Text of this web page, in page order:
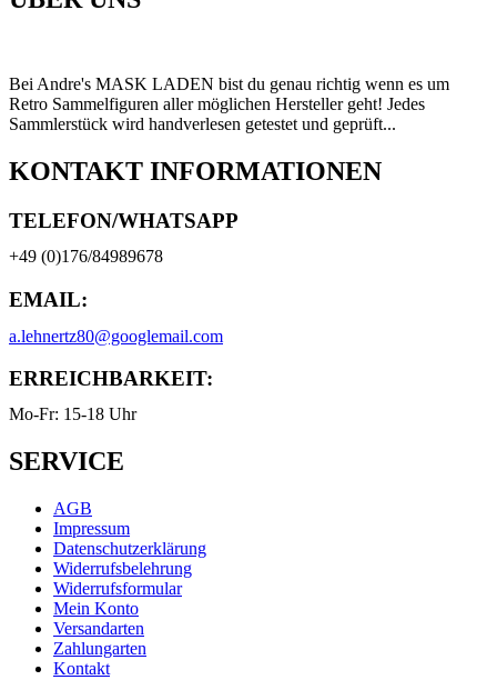
Bei Andre's MASK LADEN bist du genau richtig wenn es um
Retro Sammelfiguren aller möglichen Hersteller geht! Jedes
Sammlerstück wird handverlesen getestet und geprüft...
KONTAKT INFORMATIONEN
TELEFON/WHATSAPP
+49 (0)176/84989678
EMAIL:
a.lehnertz80@googlemail.com
ERREICHBARKEIT:
Mo-Fr: 15-18 Uhr
SERVICE
AGB
Impressum
Datenschutzerklärung
Widerrufsbelehrung
Widerrufsformular
Mein Konto
Versandarten
Zahlungarten
Kontakt